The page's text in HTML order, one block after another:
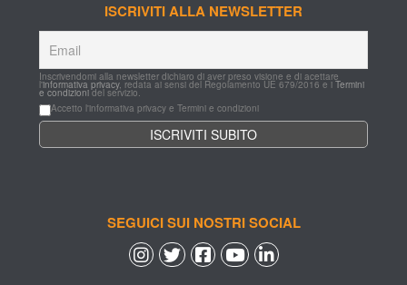
ISCRIVITI ALLA NEWSLETTER
Inscrivendomi alla newsletter dichiaro di aver preso visione e di acettare
l'informativa privacy, redata ai sensi del Regolamento UE 679/2016 e i Termini
e condizioni del servizio.
Accetto l'informativa privacy e Termini e condizioni
SEGUICI SUI NOSTRI SOCIAL